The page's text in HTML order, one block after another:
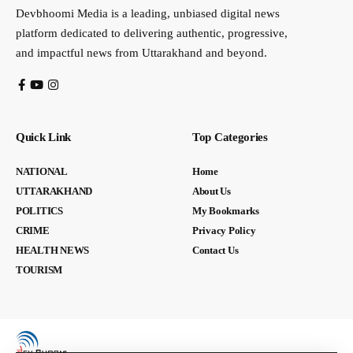
Devbhoomi Media is a leading, unbiased digital news
platform dedicated to delivering authentic, progressive,
and impactful news from Uttarakhand and beyond.
Quick Link
NATIONAL
UTTARAKHAND
POLITICS
CRIME
HEALTH NEWS
TOURISM
Top Categories
Home
About Us
My Bookmarks
Privacy Policy
Contact Us